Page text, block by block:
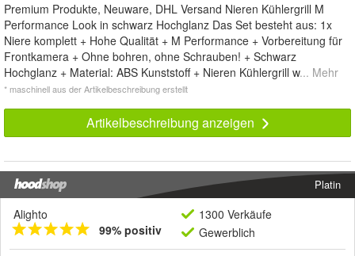
Premium Produkte, Neuware, DHL Versand Nieren Kühlergrill M
Performance Look in schwarz Hochglanz Das Set besteht aus: 1x
Niere komplett + Hohe Qualität + M Performance + Vorbereitung für
Frontkamera + Ohne bohren, ohne Schrauben! + Schwarz
Hochglanz + Material: ABS Kunststoff + Nieren Kühlergrill w... Mehr
* maschinell aus der Artikelbeschreibung erstellt
Artikelbeschreibung anzeigen
Platin
Alighto
99% positiv
1300 Verkäufe
Gewerblich